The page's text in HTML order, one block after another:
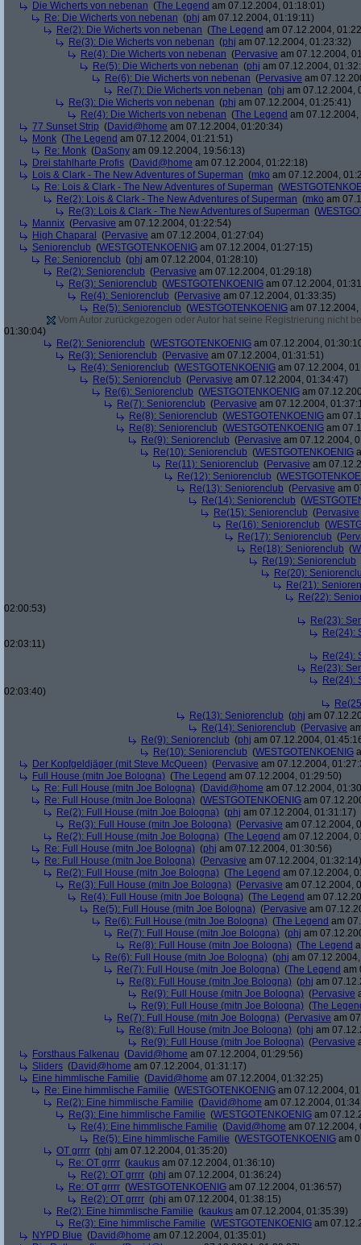
Die Wicherts von nebenan (The Legend am 07.12.2004, 01:18:01)
Re: Die Wicherts von nebenan (phj am 07.12.2004, 01:19:11)
Re(2): Die Wicherts von nebenan (The Legend am 07.12.2004,
Re(3): Die Wicherts von nebenan (phj am 07.12.2004, 01:23:32)
Re(4): Die Wicherts von nebenan (Pervasive am 07.12.2004,
Re(5): Die Wicherts von nebenan (phj am 07.12.2004,
Re(6): Die Wicherts von nebenan (Pervasive am
Re(7): Die Wicherts von nebenan (phj am 07.12.2004,
Re(3): Die Wicherts von nebenan (phj am 07.12.2004, 01:25:41)
Re(4): Die Wicherts von nebenan (The Legend am
77 Sunset Strip (David@home am 07.12.2004, 01:20:34)
Monk (The Legend am 07.12.2004, 01:21:51)
Re: Monk (DaSony am 09.12.2004, 19:56:13)
Drei stahlharte Profis (David@home am 07.12.2004, 01:22:18)
Lois & Clark - The New Adventures of Superman (mko am 07.12.2004,
Re: Lois & Clark - The New Adventures of Superman (
Re(2): Lois & Clark - The New Adventures of Superman (mko am
Re(3): Lois & Clark - The New Adventures of Superman (
Mannix (Pervasive am 07.12.2004, 01:22:54)
High Chaparal
(Pervasive am 07.12.2004, 01:27:04)
Seniorenclub (WESTGOTENKOENIG am 07.12.2004, 01:27:15)
Re: Seniorenclub (phj am 07.12.2004, 01:28:10)
Re(2): Seniorenclub (Pervasive am 07.12.2004, 01:29:18)
Re(3): Seniorenclub (WESTGOTENKOENIG am 07.12.2004,
Re(4): Seniorenclub (Pervasive am 07.12.2004, 01:33:35)
Re(5): Seniorenclub (WESTGOTENKOENIG am
Vom Autor zurückgezogen oder Autor hat seine Registrierung nicht
01:30:04)
Re(2): Seniorenclub (WESTGOTENKOENIG am 07.12.2004,
Re(3): Seniorenclub (Pervasive am 07.12.2004, 01:31:51)
Re(4): Seniorenclub (WESTGOTENKOENIG am 07.12.2004,
Re(5): Seniorenclub (Pervasive am 07.12.2004, 01:34:47)
Re(6): Seniorenclub (WESTGOTENKOENIG am
Re(7): Seniorenclub (Pervasive am 07.12.2004,
Re(8): Seniorenclub (WESTGOTENKOENIG am
Re(8): Seniorenclub (WESTGOTENKOENIG am
Re(9): Seniorenclub (Pervasive am 07.12.2004,
Re(10): Seniorenclub (WESTGOTENKOENIG
Re(11): Seniorenclub (Pervasive am
Re(12): Seniorenclub (
Re(13): Seniorenclub (Pervasive am
Re(14): Seniorenclub (
Re(15): Seniorenclub (Pervasive
Re(16): Seniorenclub (
Re(17): Seniorenclub (
Re(18): Seniorenclub (
Re(19): Seniorenclub
Re(20):
Re(21):
Re(22):
02:00:53)
Re(23):
Re(24):
02:03:11)
Re(24):
Re(23):
Re(24):
02:03:40)
Re(13): Seniorenclub (phj am
Re(14): Seniorenclub (Pervasive
Re(9): Seniorenclub (phj am 07.12.2004,
Re(10): Seniorenclub (WESTGOTENKOENIG
Der Kopfgeldjäger (mit Steve McQueen) (Pervasive am 07.12.2004,
Full House (mitn Joe Bologna) (The Legend am 07.12.2004, 01:29:50)
Re: Full House (mitn Joe Bologna) (David@home am 07.12.2004,
Re: Full House (mitn Joe Bologna) (WESTGOTENKOENIG am
Re(2): Full House (mitn Joe Bologna) (phj am 07.12.2004, 01:31:17)
Re(3): Full House (mitn Joe Bologna) (Pervasive am 07.12.2004,
Re(2): Full House (mitn Joe Bologna) (The Legend am 07.12.2004,
Re: Full House (mitn Joe Bologna) (phj am 07.12.2004, 01:30:56)
Re: Full House (mitn Joe Bologna) (Pervasive am 07.12.2004, 01:32:14)
Re(2): Full House (mitn Joe Bologna) (The Legend am 07.12.2004,
Re(3): Full House (mitn Joe Bologna) (Pervasive am 07.12.2004,
Re(4): Full House (mitn Joe Bologna) (The Legend am
Re(5): Full House (mitn Joe Bologna) (Pervasive am
Re(6): Full House (mitn Joe Bologna) (The Legend am
Re(7): Full House (mitn Joe Bologna) (phj am
Re(8): Full House (mitn Joe Bologna) (The Legend
Re(6): Full House (mitn Joe Bologna) (phj am
Re(7): Full House (mitn Joe Bologna) (The Legend am
Re(8): Full House (mitn Joe Bologna) (phj am
Re(9): Full House (mitn Joe Bologna) (Pervasive
Re(9): Full House (mitn Joe Bologna) (The
Re(7): Full House (mitn Joe Bologna) (Pervasive am
Re(8): Full House (mitn Joe Bologna) (phj am
Re(9): Full House (mitn Joe Bologna) (Pervasive
Forsthaus Falkenau (David@home am 07.12.2004, 01:29:56)
Sliders (David@home am 07.12.2004, 01:31:17)
Eine himmlische Familie (David@home am 07.12.2004, 01:32:25)
Re: Eine himmlische Familie (WESTGOTENKOENIG am 07.12.2004,
Re(2): Eine himmlische Familie (David@home am 07.12.2004,
Re(3): Eine himmlische Familie (WESTGOTENKOENIG am
Re(4): Eine himmlische Familie (David@home am 07.12.2004,
Re(5): Eine himmlische Familie (WESTGOTENKOENIG am
OT grrrr (phj am 07.12.2004, 01:35:20)
Re: OT grrrr (kaukus am 07.12.2004, 01:36:10)
Re(2): OT grrrr (phj am 07.12.2004, 01:36:24)
Re: OT grrrr (WESTGOTENKOENIG am 07.12.2004, 01:36:57)
Re(2): OT grrrr (phj am 07.12.2004, 01:38:15)
Re(2): Eine himmlische Familie (kaukus am 07.12.2004, 01:35:39)
Re(3): Eine himmlische Familie (WESTGOTENKOENIG am
NYPD Blue (David@home am 07.12.2004, 01:35:01)